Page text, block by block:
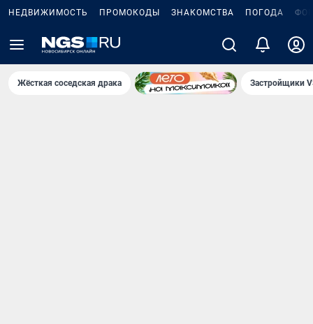
НЕДВИЖИМОСТЬ ПРОМОКОДЫ ЗНАКОМСТВА ПОГОДА
Жёсткая соседская драка Застройщики